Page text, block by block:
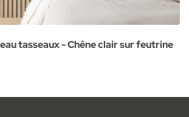
tasseaux - Chêne clair sur feutrine